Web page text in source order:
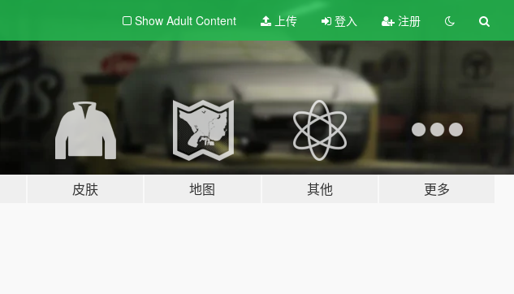
Show Adult Content 上传 登入 注册
皮肤 地图 其他 更多